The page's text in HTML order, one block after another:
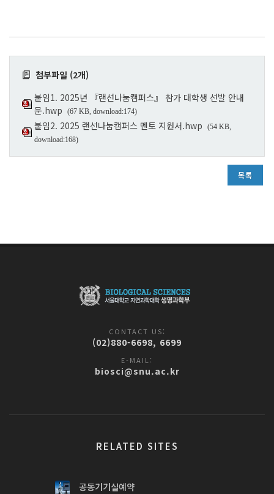
첨부파일 (2개)
붙임1. 2025년 『랜선나눔캠퍼스』 참가 대학생 선발 안내
문.hwp
(67 KB, download:174)
붙임2. 2025 랜선나눔캠퍼스 멘토 지원서.hwp
(54 KB,
download:168)
목록
CONTACT US:
(02)880-6698, 6699
E-MAIL:
biosci@snu.ac.kr
RELATED SITES
공동기기실예약